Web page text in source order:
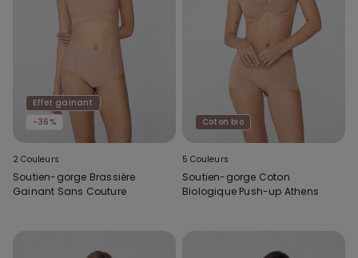
Effet gainant
-36%
2 Couleurs
Soutien-gorge Brassière
Gainant Sans Couture
Coton bio
5 Couleurs
Soutien-gorge Coton
Biologique Push-up Athens